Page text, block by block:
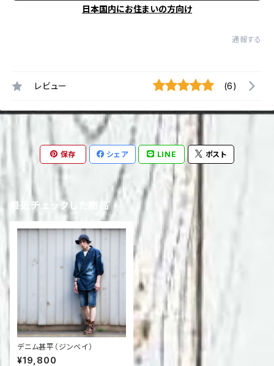
日本国内にお住まいの方向け
通報する
レビュー (6)
保存 シェア LINE ポスト
最近チェックした商品
デニム甚平（ジンベイ）
¥19,800